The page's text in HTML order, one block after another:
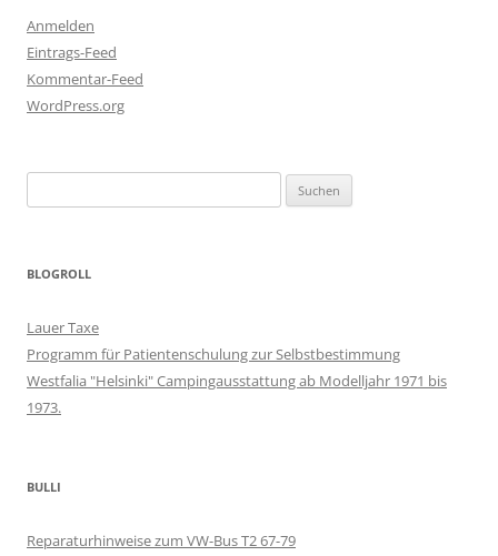
Anmelden
Eintrags-Feed
Kommentar-Feed
WordPress.org
nach:
BLOGROLL
Lauer Taxe
Programm für Patientenschulung zur Selbstbestimmung
Westfalia "Helsinki" Campingausstattung ab Modelljahr 1971 bis
1973.
BULLI
Reparaturhinweise zum VW-Bus T2 67-79